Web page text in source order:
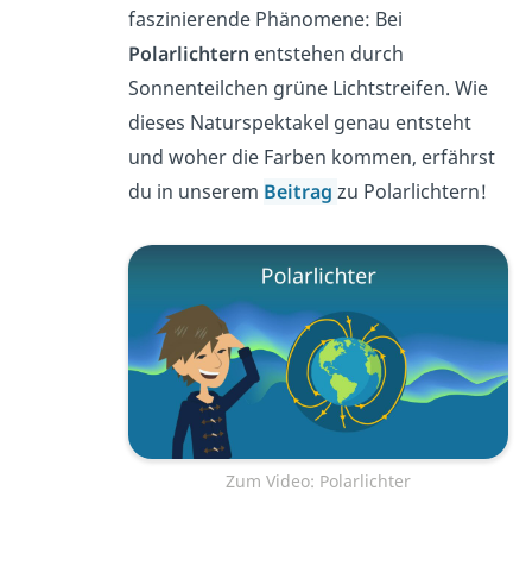
faszinierende Phänomene: Bei
Polarlichtern entstehen durch
Sonnenteilchen grüne Lichtstreifen. Wie
dieses Naturspektakel genau entsteht
und woher die Farben kommen, erfährst
du in unserem Beitrag zu Polarlichtern!
Zum Video: Polarlichter